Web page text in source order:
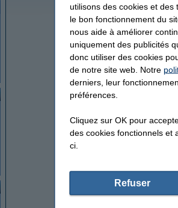
utilisons des cookies et des
le bon fonctionnement du
nous aide à améliorer
uniquement des publicités
donc utiliser des cookies
de notre site web. Notre
derniers, leur
préférences.
Cliquez sur OK pour
des cookies fonctionnels et
ci.
Refuser